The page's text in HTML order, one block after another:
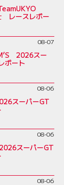
レースレポー
08-07
2026スー
ポート
08-06
スーパーGT
08-06
スーパーGT
08-06